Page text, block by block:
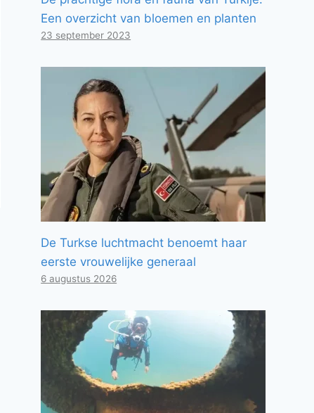
Een overzicht van bloemen en planten
23 september 2023
De Turkse luchtmacht benoemt haar
eerste vrouwelijke generaal
6 augustus 2026